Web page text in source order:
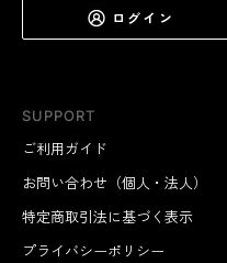
SUPPORT
ご利用ガイド
お問い合わせ（個人・法人）
特定商取引法に基づく表示
プライバシーポリシー
ログイン